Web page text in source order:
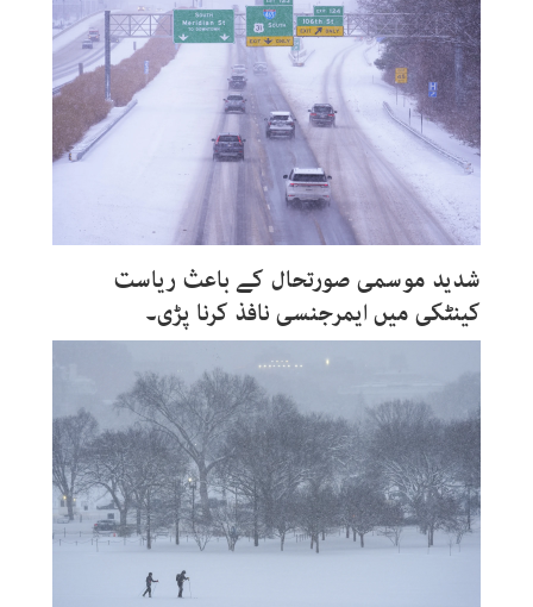
شدید موسمی صورتحال کے باعث ریاست
کینٹکی میں ایمرجنسی نافذ کرنا پڑی۔